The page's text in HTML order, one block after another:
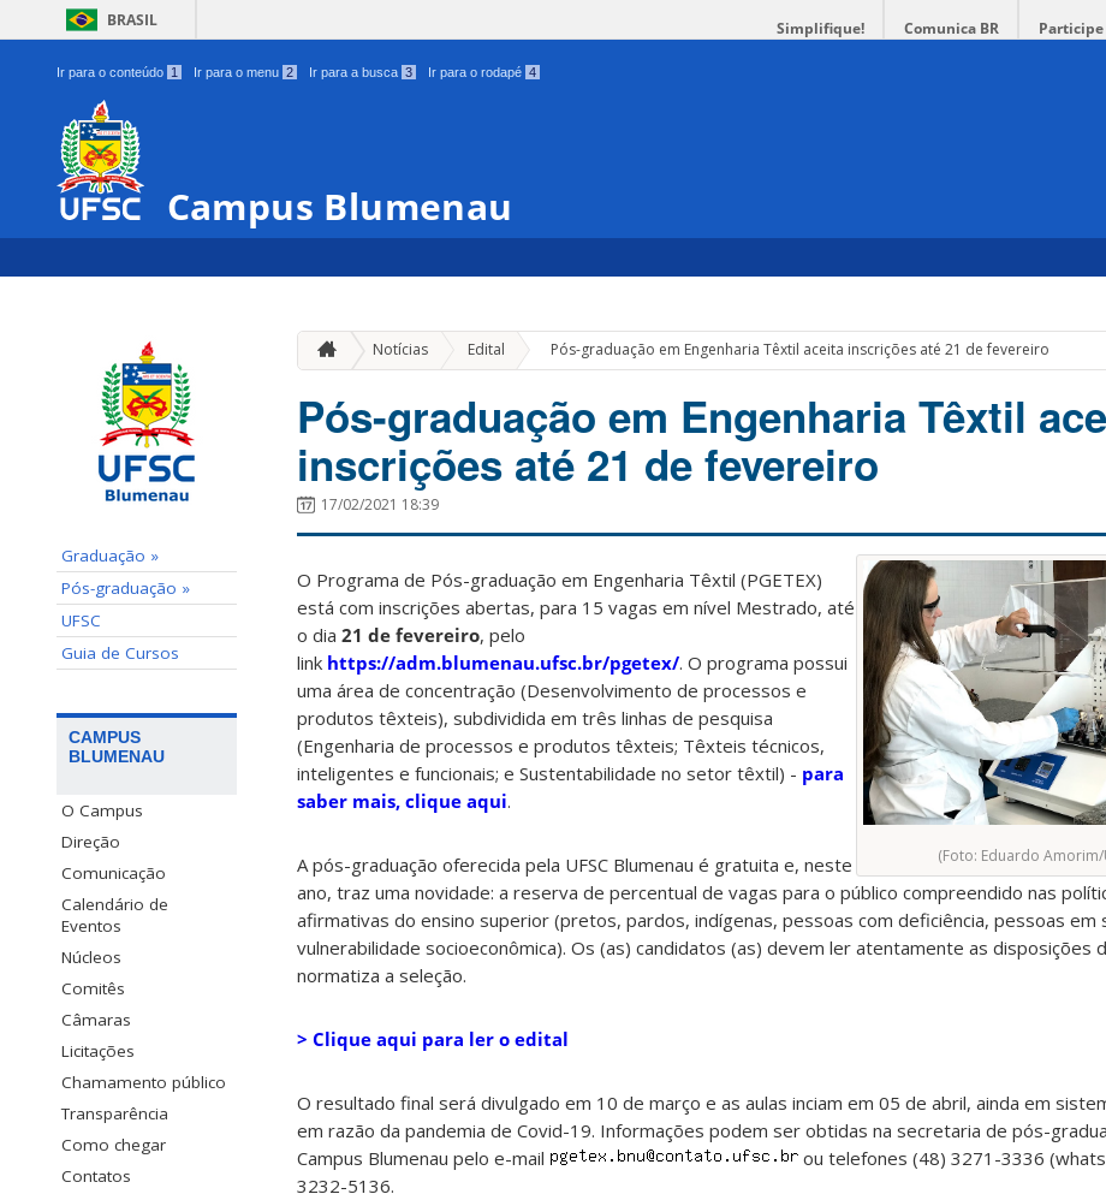
BRASIL Simplifique! Comunica BR Participe
Ir para o conteúdo 1 Ir para o menu 2 Ir para a busca 3 Ir para o rodapé 4
Campus Blumenau
Graduação »
Pós-graduação »
UFSC
Guia de Cursos
CAMPUS
BLUMENAU
O Campus
Direção
Comunicação
Calendário de
Eventos
Núcleos
Comitês
Câmaras
Licitações
Chamamento público
Transparência
Como chegar
Contatos
Notícias Edital » Pós-graduação em Engenharia Têxtil aceita inscrições até 21 de fevereiro
Pós-graduação em Engenharia Têxtil
inscrições até 21 de fevereiro
17/02/2021 18:39
(Foto: Eduardo Amorim/
O Programa de Pós-graduação em Engenharia Têxtil (PGETEX)
está com inscrições abertas, para 15 vagas em nível Mestrado, até
o dia 21 de fevereiro, pelo
link https://adm.blumenau.ufsc.br/pgetex/. O programa possui
uma área de concentração (Desenvolvimento de processos e
produtos têxteis), subdividida em três linhas de pesquisa
(Engenharia de processos e produtos têxteis; Têxteis técnicos,
inteligentes e funcionais; e Sustentabilidade no setor têxtil) - para
saber mais, clique aqui.
A pós-graduação oferecida pela UFSC Blumenau é gratuita e, neste
ano, traz uma novidade: a reserva de percentual de vagas para o público compreendido nas
afirmativas do ensino superior (pretos, pardos, indígenas, pessoas com deficiência, pessoas em
vulnerabilidade socioeconômica). Os (as) candidatos (as) devem ler atentamente as disposições
normatiza a seleção.
> Clique aqui para ler o edital
O resultado final será divulgado em 10 de março e as aulas inciam em 05 de abril, ainda em
em razão da pandemia de Covid-19. Informações podem ser obtidas na secretaria de pós-
Campus Blumenau pelo e-mail
ou telefones (48) 3271-3336
3232-5136.